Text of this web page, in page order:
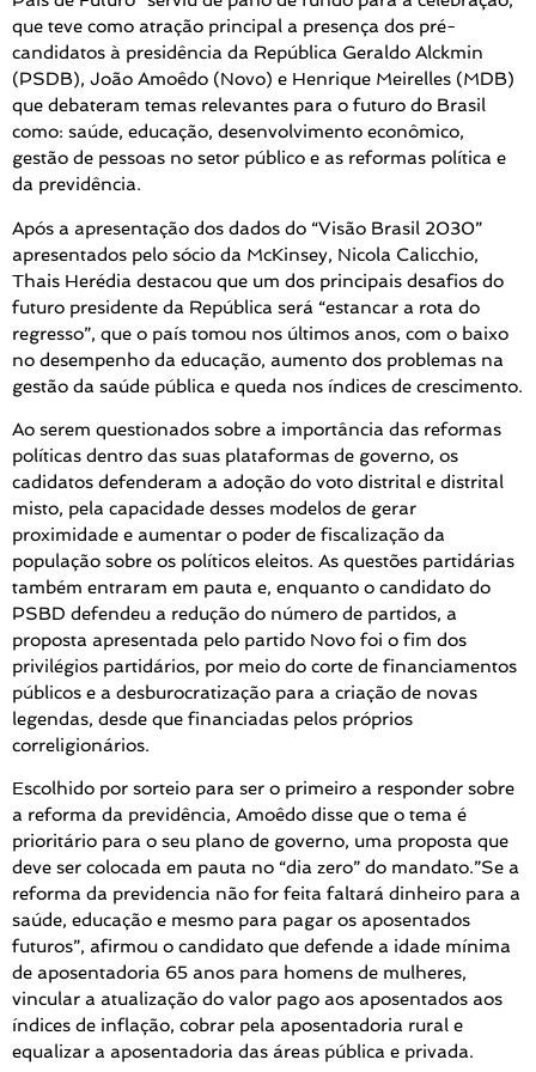
que teve como atração principal a presença dos pré-
candidatos à presidência da República Geraldo Alckmin
(PSDB), João Amoêdo (Novo) e Henrique Meirelles (MDB)
que debateram temas relevantes para o futuro do Brasil
como: saúde, educação, desenvolvimento econômico,
gestão de pessoas no setor público e as reformas política e
da previdência.
Após a apresentação dos dados do “Visão Brasil 2030”
apresentados pelo sócio da McKinsey, Nicola Calicchio,
Thais Herédia destacou que um dos principais desafios do
futuro presidente da República será “estancar a rota do
regresso”, que o país tomou nos últimos anos, com o baixo
no desempenho da educação, aumento dos problemas na
gestão da saúde pública e queda nos índices de crescimento.
Ao serem questionados sobre a importância das reformas
políticas dentro das suas plataformas de governo, os
cadidatos defenderam a adoção do voto distrital e distrital
misto, pela capacidade desses modelos de gerar
proximidade e aumentar o poder de fiscalização da
população sobre os políticos eleitos. As questões partidárias
também entraram em pauta e, enquanto o candidato do
PSBD defendeu a redução do número de partidos, a
proposta apresentada pelo partido Novo foi o fim dos
privilégios partidários, por meio do corte de financiamentos
públicos e a desburocratização para a criação de novas
legendas, desde que financiadas pelos próprios
correligionários.
Escolhido por sorteio para ser o primeiro a responder sobre
a reforma da previdência, Amoêdo disse que o tema é
prioritário para o seu plano de governo, uma proposta que
deve ser colocada em pauta no “dia zero” do mandato.”Se a
reforma da previdencia não for feita faltará dinheiro para a
saúde, educação e mesmo para pagar os aposentados
futuros”, afirmou o candidato que defende a idade mínima
de aposentadoria 65 anos para homens de mulheres,
vincular a atualização do valor pago aos aposentados aos
índices de inflação, cobrar pela aposentadoria rural e
equalizar a aposentadoria das áreas pública e privada.